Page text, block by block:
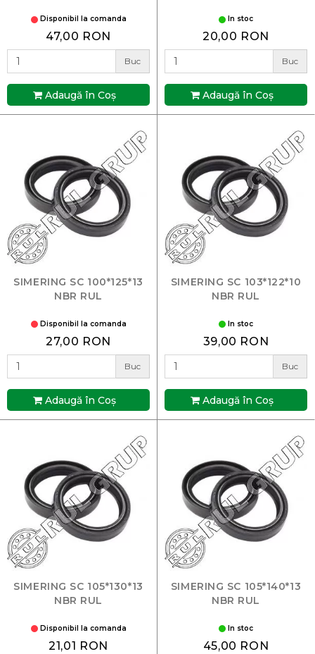
Disponibil la comanda
47,00 RON
Buc
Adaugă în Coş
In stoc
20,00 RON
Buc
Adaugă în Coş
SIMERING SC 100*125*13
NBR RUL
Disponibil la comanda
27,00 RON
Buc
Adaugă în Coş
SIMERING SC 103*122*10
NBR RUL
In stoc
39,00 RON
Buc
Adaugă în Coş
SIMERING SC 105*130*13
NBR RUL
Disponibil la comanda
21,01 RON
SIMERING SC 105*140*13
NBR RUL
In stoc
45,00 RON